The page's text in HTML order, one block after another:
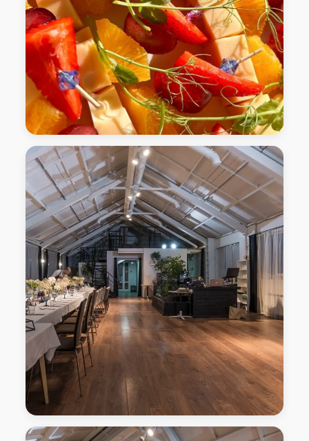
Лофт-Пространство "Седьмой гость" Нижний
Новгород, улица Рождественская, дом 10
Лофт-Пространство "Седьмой гость" Нижний